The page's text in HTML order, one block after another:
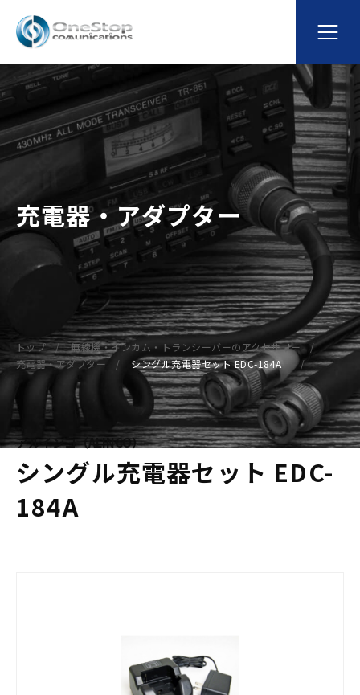
充電器・アダプター
トップ
無線機・インカム・トランシーバーのアクセサリー
充電器・アダプター
シングル充電器セット EDC-184A
アルインコ（ALINCO）
シングル充電器セット EDC-
184A